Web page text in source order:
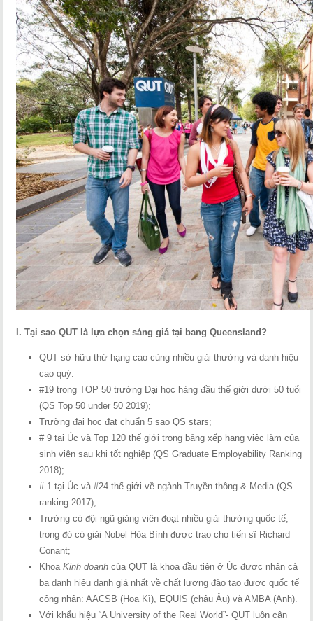
I. Tại sao QUT là lựa chọn sáng giá tại bang Queensland?
QUT sở hữu thứ hạng cao cùng nhiều giải thưởng và danh hiệu
cao quý:
#19 trong TOP 50 trường Đại học hàng đầu thế giới dưới 50 tuổi
(QS Top 50 under 50 2019);
Trường đại học đạt chuẩn 5 sao QS stars;
# 9 tại Úc và Top 120 thế giới trong bảng xếp hạng việc làm của
sinh viên sau khi tốt nghiệp (QS Graduate Employability Ranking
2018);
# 1 tại Úc và #24 thế giới về ngành Truyền thông & Media (QS
ranking 2017);
Trường có đội ngũ giảng viên đoạt nhiều giải thưởng quốc tế,
trong đó có giải Nobel Hòa Bình được trao cho tiến sĩ Richard
Conant;
KhoaKinh doanhcủa QUT là khoa đầu tiên ở Úc được nhận cả
ba danh hiệu danh giá nhất về chất lượng đào tạo được quốc tế
công nhận: AACSB (Hoa Kì), EQUIS (châu Âu) và AMBA (Anh).
Với khẩu hiệu “A University of the Real World”- QUT luôn cân